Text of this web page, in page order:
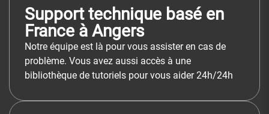
Support technique basé en
France à Angers
Notre équipe est là pour vous assister en cas de
problème. Vous avez aussi accès à une
bibliothèque de tutoriels pour vous aider 24h/24h